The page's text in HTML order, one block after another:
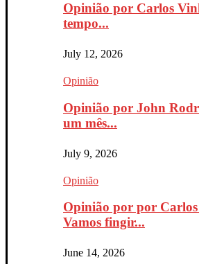
Opinião por Carlos
tempo...
July 12, 2026
Opinião
Opinião por John
um mês...
July 9, 2026
Opinião
Opinião por por
Vamos fingir...
June 14, 2026